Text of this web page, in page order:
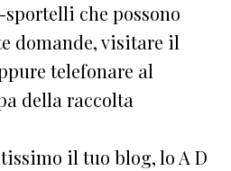
sportelli che possono
domande, visitare il
telefonare al
della raccolta
il tuo blog, lo A D